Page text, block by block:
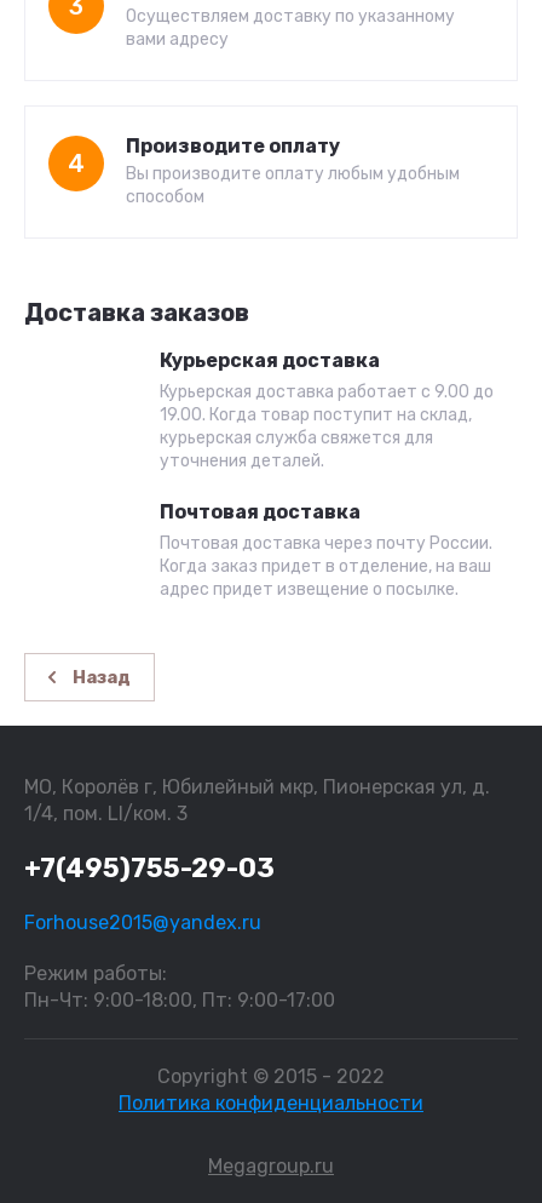
3
Осуществляем доставку по указанному
вами адресу
4
Производите оплату
Вы производите оплату любым удобным
способом
Доставка заказов
Курьерская доставка
Курьерская доставка работает с 9.00 до
19.00. Когда товар поступит на склад,
курьерская служба свяжется для
уточнения деталей.
Почтовая доставка
Почтовая доставка через почту России.
Когда заказ придет в отделение, на ваш
адрес придет извещение о посылке.
Назад
МО, Королёв г, Юбилейный мкр, Пионерская ул, д.
1/4, пом. LI/ком. 3
+7(495)755-29-03
Forhouse2015@yandex.ru
Режим работы:
Пн-Чт: 9:00-18:00, Пт: 9:00-17:00
Copyright © 2015 - 2022
Политика конфиденциальности
Megagroup.ru